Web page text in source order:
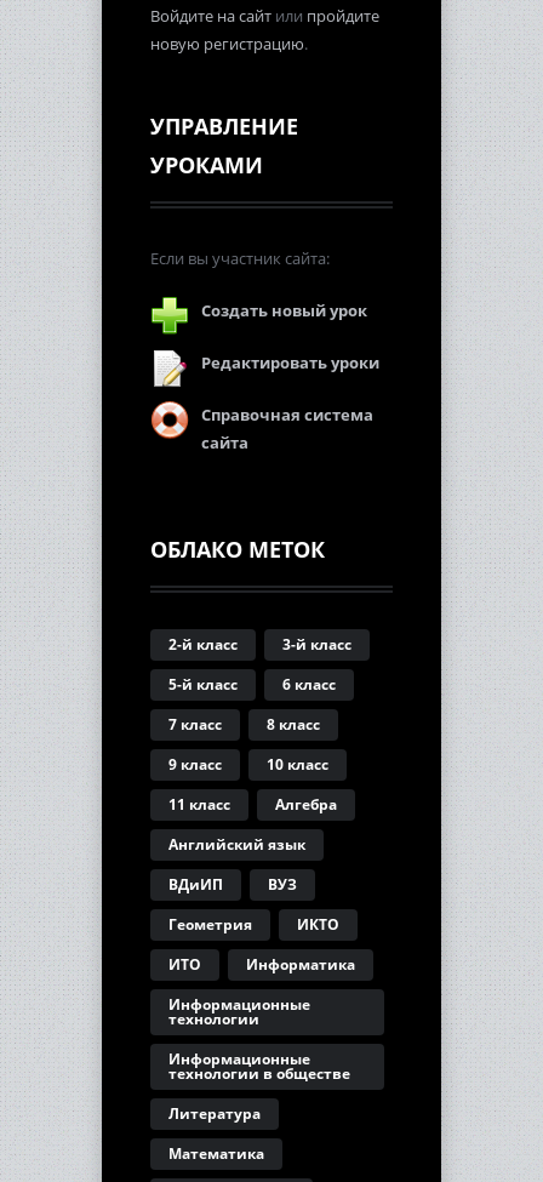
Войдите на сайт или пройдите
новую регистрацию.
УПРАВЛЕНИЕ
УРОКАМИ
Если вы участник сайта:
Создать новый урок
Редактировать уроки
Справочная система
сайта
ОБЛАКО МЕТОК
2-й класс
3-й класс
5-й класс
6 класс
7 класс
8 класс
9 класс
10 класс
11 класс
Алгебра
Английский язык
ВДиИП
ВУЗ
Геометрия
ИКТО
ИТО
Информатика
Информационные
технологии
Информационные
технологии в обществе
Литература
Математика